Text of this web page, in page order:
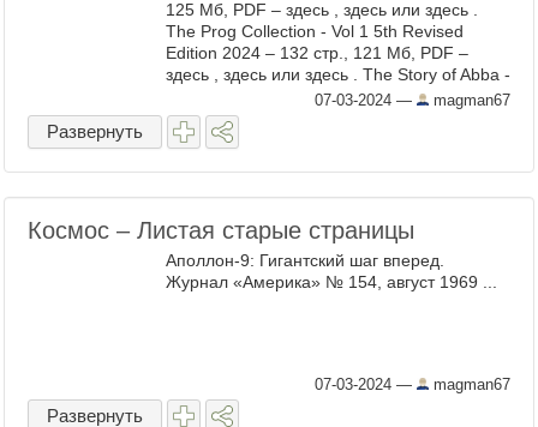
125 Мб, PDF – здесь , здесь или здесь .
The Prog Collection - Vol 1 5th Revised
Edition 2024 – 132 стр., 121 Мб, PDF –
здесь , здесь или здесь . The Story of Abba -
3rd Edition 2024 – 132 стр., 93 ...
07-03-2024 — magman67
Развернуть
Космос – Листая старые страницы
Аполлон-9: Гигантский шаг вперед.
Журнал «Америка» № 154, август 1969 ...
07-03-2024 — magman67
Развернуть